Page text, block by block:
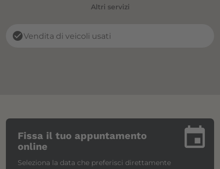
Altri servizi
check_circleVendita di veicoli usati
insert_invitation
Fissa il tuo appuntamento
online
Seleziona la data che preferisci direttamente